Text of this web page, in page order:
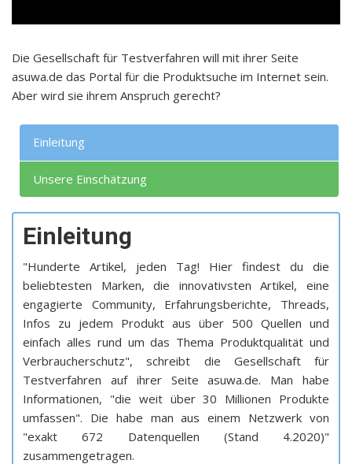
Die Gesellschaft für Testverfahren will mit ihrer Seite
asuwa.de das Portal für die Produktsuche im Internet sein.
Aber wird sie ihrem Anspruch gerecht?
Einleitung
Unsere Einschätzung
Einleitung
"Hunderte Artikel, jeden Tag! Hier findest du die
beliebtesten Marken, die innovativsten Artikel, eine
engagierte Community, Erfahrungsberichte, Threads,
Infos zu jedem Produkt aus über 500 Quellen und
einfach alles rund um das Thema Produktqualität und
Verbraucherschutz", schreibt die Gesellschaft für
Testverfahren auf ihrer Seite asuwa.de. Man habe
Informationen, "die weit über 30 Millionen Produkte
umfassen". Die habe man aus einem Netzwerk von
"exakt 672 Datenquellen (Stand 4.2020)"
zusammengetragen.